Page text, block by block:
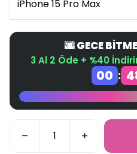
🌆 GECE
3 Al 2 Öde + %40
00 :